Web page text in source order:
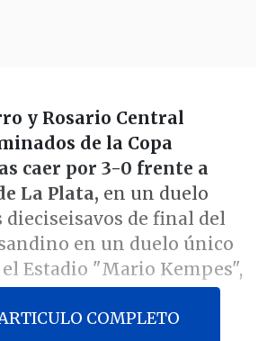
y Rosario Central
de la Copa
caer por 3-0 frente a
La Plata, en un duelo
de final del
en un duelo único
Estadio "Mario Kempes",
COMPLETO